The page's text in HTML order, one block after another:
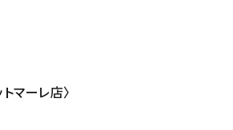
マーレ店〉